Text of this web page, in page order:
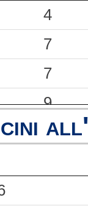
Distanza
(km)
4
7
7
9
102